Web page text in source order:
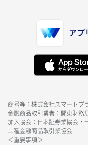
アプ
商号等：株式会社スマートプ
金融商品取引業者：関東財務
加入協会：日本証券業協会・
二種金融商品取引業協会
＜重要事項＞